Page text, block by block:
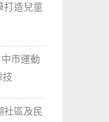
打造兒童
市運動
技
社區及民